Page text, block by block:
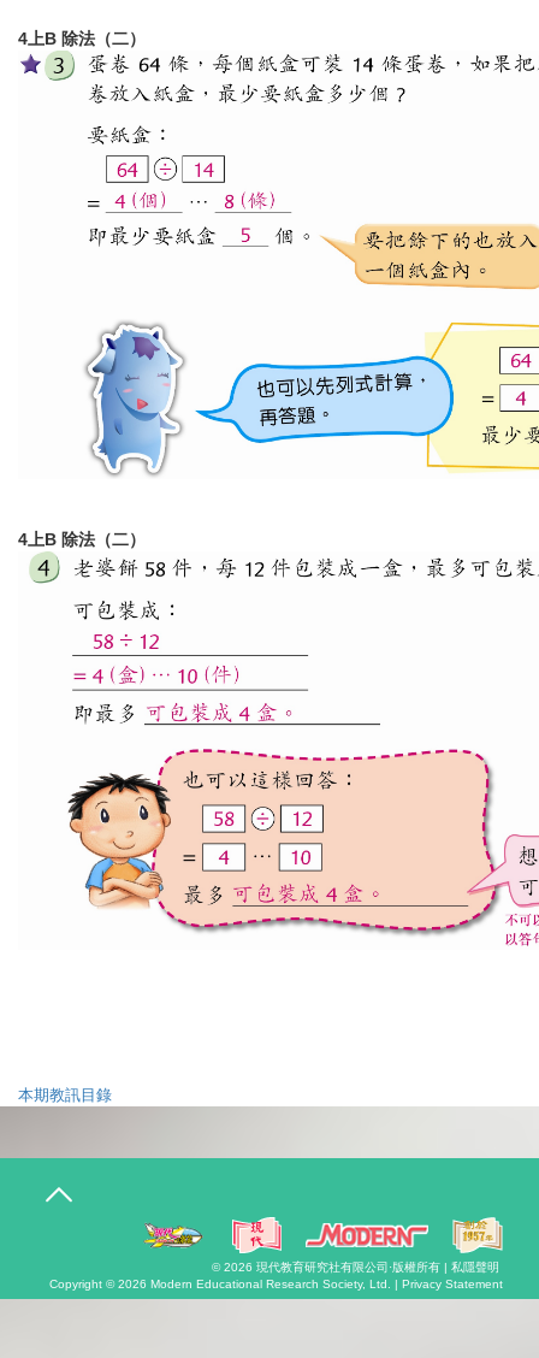
4上B 除法（二）
4上B 除法（二）
本期教訊目錄
T
n
© 2026 現代教育研究社有限公司 ·版權所有 | 私隱聲明
Copyright © 2026 Modern Educational Research Society, Ltd. | Privacy Statement